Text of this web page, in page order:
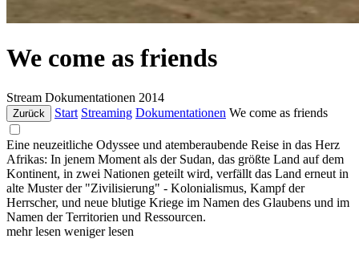
We come as friends
Stream Dokumentationen 2014
Zurück Start Streaming Dokumentationen We come as friends
Eine neuzeitliche Odyssee und atemberaubende Reise in das Herz
Afrikas: In jenem Moment als der Sudan, das größte Land auf dem
Kontinent, in zwei Nationen geteilt wird, verfällt das Land erneut in
alte Muster der "Zivilisierung" - Kolonialismus, Kampf der
Herrscher, und neue blutige Kriege im Namen des Glaubens und im
Namen der Territorien und Ressourcen.
mehr lesen weniger lesen